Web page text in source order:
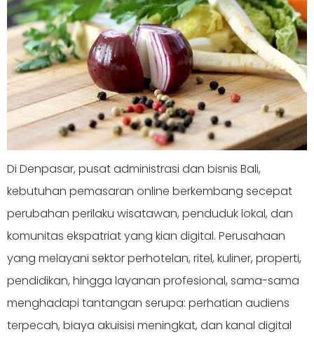
Di Denpasar, pusat administrasi dan bisnis Bali,
kebutuhan pemasaran online berkembang secepat
perubahan perilaku wisatawan, penduduk lokal, dan
komunitas ekspatriat yang kian digital. Perusahaan
yang melayani sektor perhotelan, ritel, kuliner, properti,
pendidikan, hingga layanan profesional, sama-sama
menghadapi tantangan serupa: perhatian audiens
terpecah, biaya akuisisi meningkat, dan kanal digital